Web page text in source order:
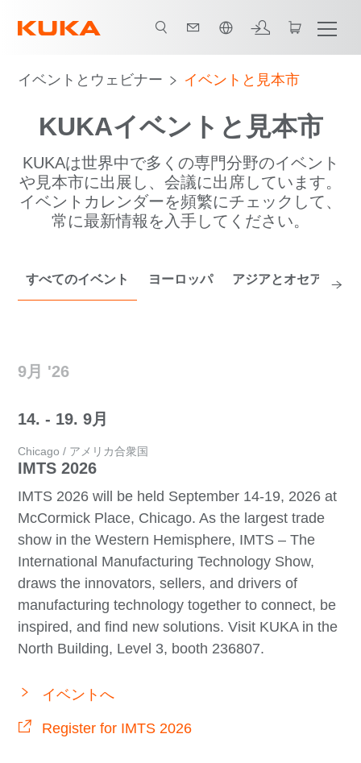
9月 '26 10月 '26 11月 '26
イベントとウェビナー イベントと見本市
KUKAイベントと見本市
KUKAは世界中で多くの専門分野のイベント
や見本市に出展し、会議に出席しています。
イベントカレンダーを頻繁にチェックして、
常に最新情報を入手してください。
すべてのイベント ヨーロッパ アジアとオセアニア
9月 '26
14. - 19. 9月
Chicago / アメリカ合衆国
IMTS 2026
IMTS 2026 will be held September 14-19, 2026 at
McCormick Place, Chicago. As the largest trade
show in the Western Hemisphere, IMTS – The
International Manufacturing Technology Show,
draws the innovators, sellers, and drivers of
manufacturing technology together to connect, be
inspired, and find new solutions. Visit KUKA in the
North Building, Level 3, booth 236807.
イベントへ
Register for IMTS 2026